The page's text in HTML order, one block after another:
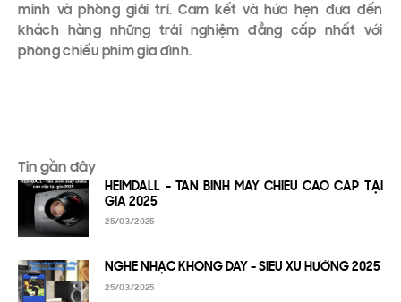
minh và phòng giải trí. Cam kết và hứa hẹn đưa đến
khách hàng những trải nghiệm đẳng cấp nhất với
phòng chiếu phim gia đình.
Tin gần đây
HEIMDALL - TÂN BINH MÁY CHIẾU CAO CẤP TẠI
GIA 2025
25/03/2025
NGHE NHẠC KHÔNG DÂY - SIÊU XU HƯỚNG 2025
25/03/2025